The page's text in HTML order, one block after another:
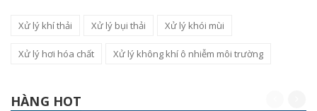
Xử lý khí thải Xử lý bụi thải Xử lý khói mùi
Xử lý hơi hóa chất Xử lý không khí ô nhiễm môi trường
HÀNG HOT